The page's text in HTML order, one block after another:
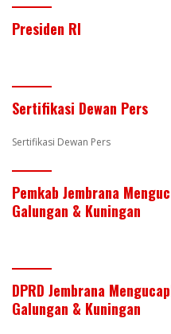
er
e
itt
er
k
Presiden RI
Sertifikasi Dewan Pers
Sertifikasi Dewan Pers
Pemkab Jembrana
Galungan & Kuningan
DPRD Jembrana
Galungan & Kuningan